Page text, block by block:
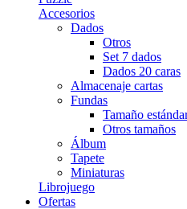
Accesorios
Dados
Otros
Set 7 dados
Dados 20 caras
Almacenaje cartas
Fundas
Tamaño
Otros tamaños
Álbum
Tapete
Miniaturas
Librojuego
Ofertas